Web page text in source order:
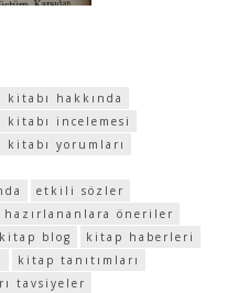
hakkında
incelemesi
yorumları
etkili sözler
öneriler
kitap blog
kitap haberleri
kitap tanıtımları
tavsiyeler